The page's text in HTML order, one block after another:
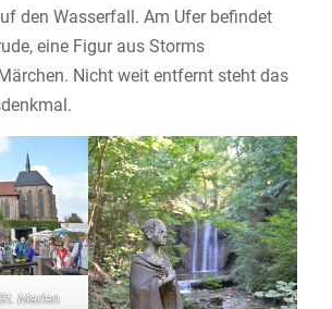
den Wasserfall. Am Ufer befindet
eine Figur aus Storms
Nicht weit entfernt steht das
Marien